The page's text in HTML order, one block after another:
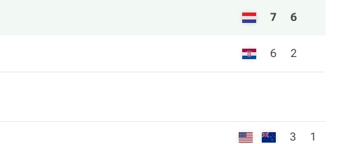
7 6
6 2
3 1